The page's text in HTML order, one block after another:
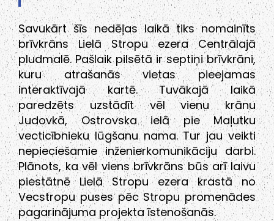
Savukārt šīs nedēļas laikā tiks nomainīts
brīvkrāns Lielā Stropu ezera Centrālajā
pludmalē. Pašlaik pilsētā ir septiņi brīvkrāni,
kuru atrašanās vietas pieejamas
interaktīvajā kartē. Tuvākajā laikā
paredzēts uzstādīt vēl vienu krānu
Judovkā, Ostrovska ielā pie Maļutku
vecticībnieku lūgšanu nama. Tur jau veikti
nepieciešamie inženierkomunikāciju darbi.
Plānots, ka vēl viens brīvkrāns būs arī laivu
piestātnē Lielā Stropu ezera krastā no
Vecstropu puses pēc Stropu promenādes
pagarinājuma projekta īstenošanās.